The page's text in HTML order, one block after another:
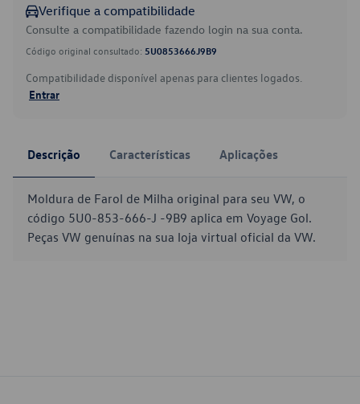
Verifique a compatibilidade
Consulte a compatibilidade fazendo login na sua conta.
Código original consultado: 5U0853666J9B9
Compatibilidade disponível apenas para clientes logados.
Entrar
Descrição Características Aplicações
Moldura de Farol de Milha original para seu VW, o
código 5U0-853-666-J -9B9 aplica em Voyage Gol.
Peças VW genuínas na sua loja virtual oficial da VW.